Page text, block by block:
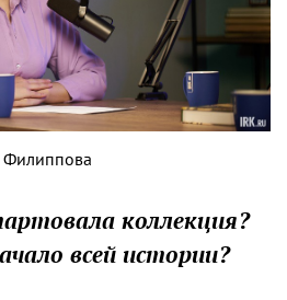
Филиппова
коллекция?
всей истории?